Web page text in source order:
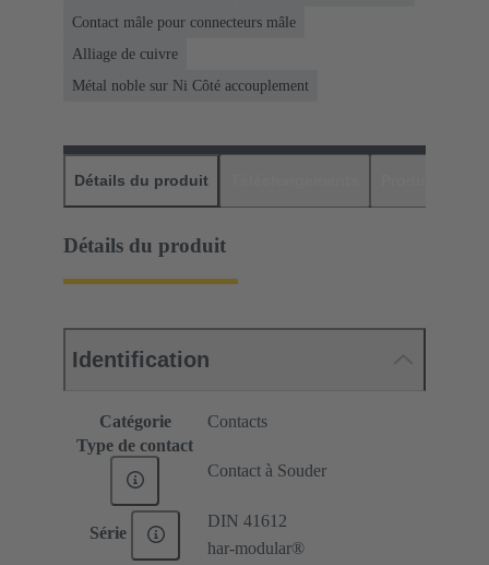
Contact mâle pour connecteurs mâle
Alliage de cuivre
Métal noble sur Ni Côté accouplement
Détails du produit
Détails du produit
Identification
Catégorie
Contacts
Type de contact
Contact à Souder
Série
DIN 41612
har-modular®